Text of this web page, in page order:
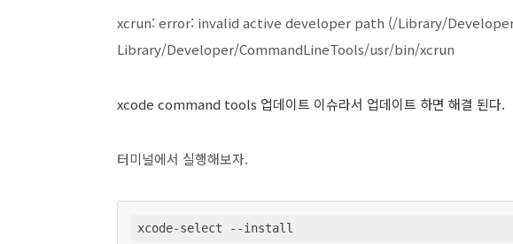
xcrun: error: invalid active developer path (/Library/
Library/Developer/CommandLineTools/usr/bin/xcrun
xcode command tools 업데이트 이슈라서 업데이트 하면 해결 된다.
터미널에서 실행해보자.
xcode-select --install